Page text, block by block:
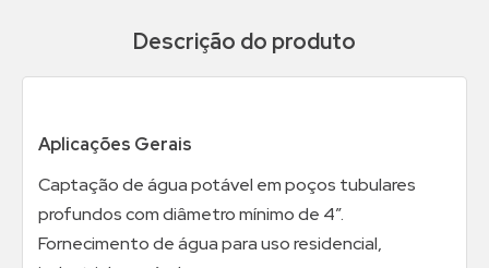
Descrição do produto
Aplicações Gerais
Captação de água potável em poços tubulares
profundos com diâmetro mínimo de 4”.
Fornecimento de água para uso residencial,